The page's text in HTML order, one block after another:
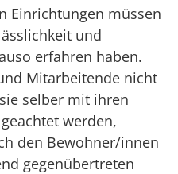
Einrichtungen müssen
und
erfahren haben.
Mitarbeitende nicht
selber mit ihren
werden,
den Bewohner/innen
gegenübertreten